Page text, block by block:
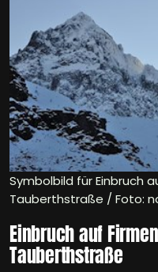
Symbolbild für Einbruch
Tauberthstraße / Foto:
Einbruch auf
Tauberthstraße